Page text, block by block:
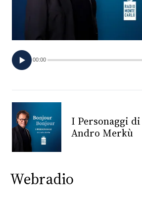
TV
PRINCIPATO
MONACO
RMC
CONSIGLIA
00:00
I Personaggi di
Andro Merkù
Webradio